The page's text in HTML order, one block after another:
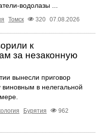
водолазы ...
Томск 320 07.08.2026
к
за незаконную
вынесли приговор
в нелегальной
Бурятия
962